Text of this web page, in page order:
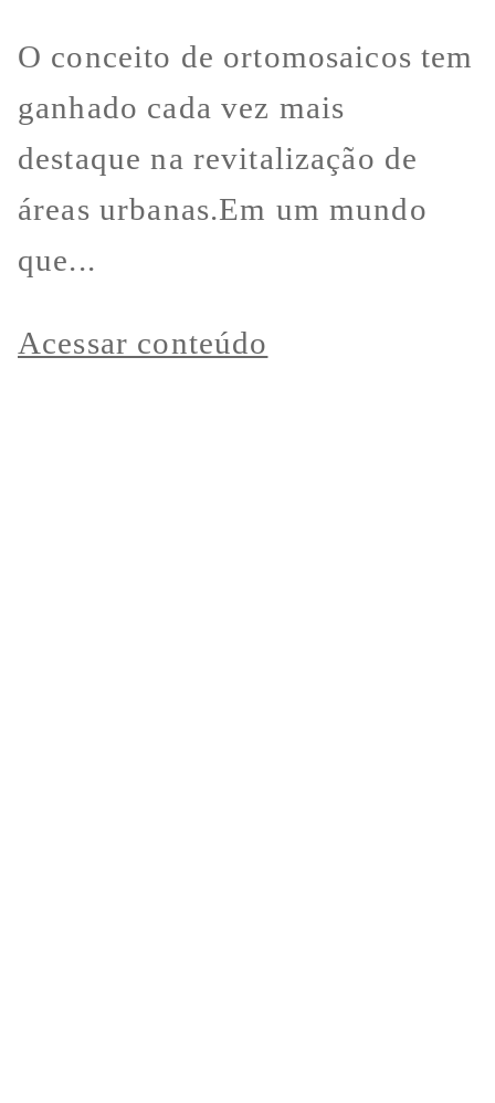
O conceito de ortomosaicos tem
ganhado cada vez mais
destaque na revitalização de
áreas urbanas.Em um mundo
que...
Acessar conteúdo